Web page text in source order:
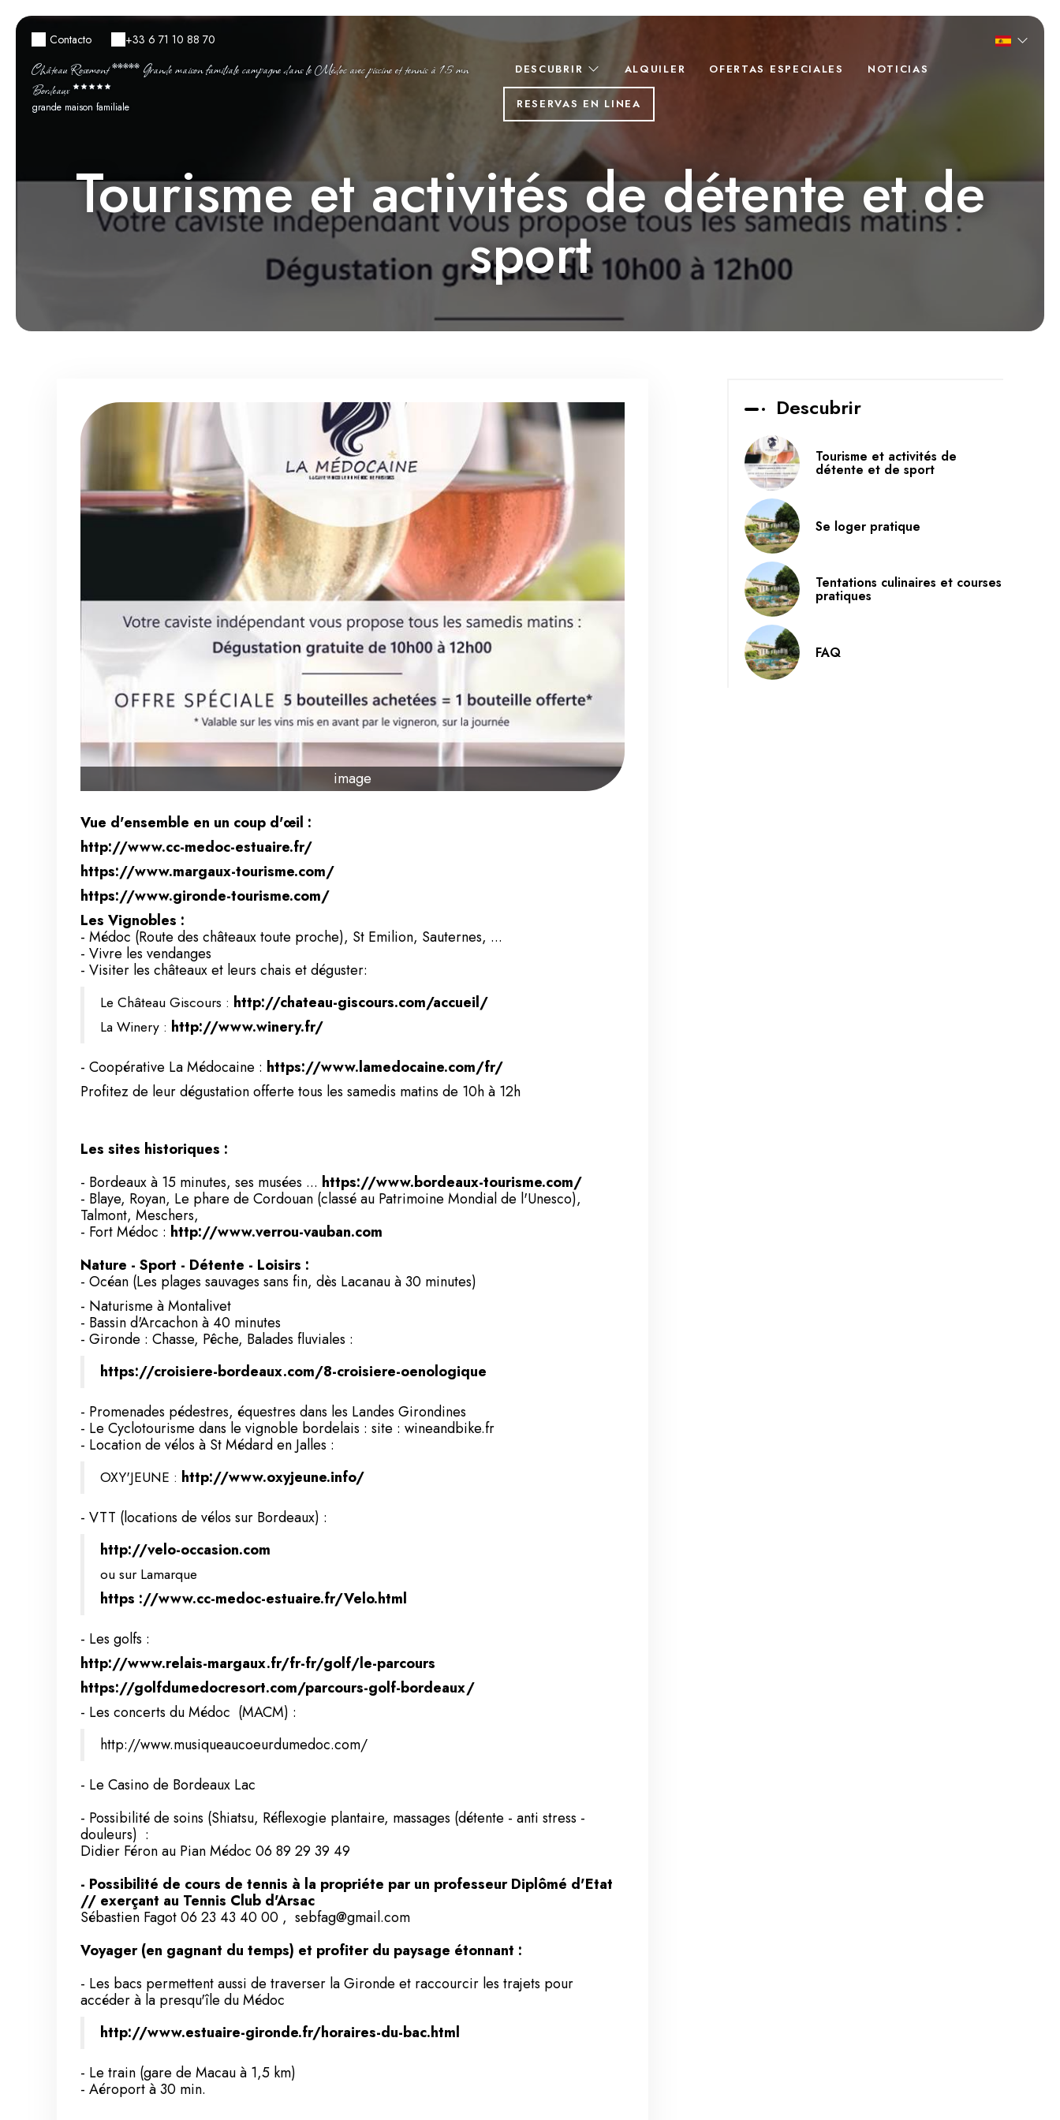
Contacto +33 6 71 10 88 70
Château Rosemont ***** Grande maison familiale campagne dans le Médoc avec piscine et tennis à 15 mn
Bordeaux
grande maison familiale
DESCUBRIR ALQUILER OFERTAS ESPECIALES NOTICIAS
RESERVAS EN LINEA
Tourisme et activités de détente et de
sport
image
Vue d'ensemble en un coup d'œil :
http://www.cc-medoc-estuaire.fr/
https://www.margaux-tourisme.com/
https://www.gironde-tourisme.com/
Les Vignobles :
- Médoc (Route des châteaux toute proche), St Emilion, Sauternes, ...
- Vivre les vendanges
- Visiter les châteaux et leurs chais et déguster:
Le Château Giscours : http://chateau-giscours.com/accueil/
La Winery : http://www.winery.fr/
- Coopérative La Médocaine : https://www.lamedocaine.com/fr/
Profitez de leur dégustation offerte tous les samedis matins de 10h à 12h
Les sites historiques :
- Bordeaux à 15 minutes, ses musées ... https://www.bordeaux-tourisme.com/
- Blaye, Royan, Le phare de Cordouan (classé au Patrimoine Mondial de l'Unesco),
Talmont, Meschers,
- Fort Médoc : http://www.verrou-vauban.com
Nature - Sport - Détente - Loisirs :
- Océan (Les plages sauvages sans fin, dès Lacanau à 30 minutes)
- Naturisme à Montalivet
- Bassin d'Arcachon à 40 minutes
- Gironde : Chasse, Pêche, Balades fluviales :
https://croisiere-bordeaux.com/8-croisiere-oenologique
- Promenades pédestres, équestres dans les Landes Girondines
- Le Cyclotourisme dans le vignoble bordelais : site : wineandbike.fr
- Location de vélos à St Médard en Jalles :
OXY'JEUNE : http://www.oxyjeune.info/
- VTT (locations de vélos sur Bordeaux) :
http://velo-occasion.com
ou sur Lamarque
https ://www.cc-medoc-estuaire.fr/Velo.html
- Les golfs :
http://www.relais-margaux.fr/fr-fr/golf/le-parcours
https://golfdumedocresort.com/parcours-golf-bordeaux/
- Les concerts du Médoc (MACM) :
http://www.musiqueaucoeurdumedoc.com/
- Le Casino de Bordeaux Lac
- Possibilité de soins (Shiatsu, Réflexogie plantaire, massages (détente - anti stress -
douleurs) :
Didier Féron au Pian Médoc 06 89 29 39 49
- Possibilité de cours de tennis à la propriéte par un professeur Diplômé d'Etat
// exerçant au Tennis Club d'Arsac
Sébastien Fagot 06 23 43 40 00 , sebfag@gmail.com
Voyager (en gagnant du temps) et profiter du paysage étonnant :
- Les bacs permettent aussi de traverser la Gironde et raccourcir les trajets pour
accéder à la presqu'île du Médoc
http://www.estuaire-gironde.fr/horaires-du-bac.html
- Le train (gare de Macau à 1,5 km)
- Aéroport à 30 min.
Descubrir
Tourisme et activités de
détente et de sport
Se loger pratique
Tentations culinaires et courses
pratiques
FAQ